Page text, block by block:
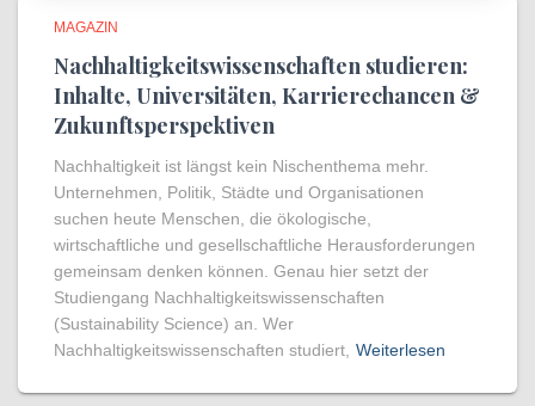
MAGAZIN
Nachhaltigkeitswissenschaften studieren:
Inhalte, Universitäten, Karrierechancen &
Zukunftsperspektiven
Nachhaltigkeit ist längst kein Nischenthema mehr.
Unternehmen, Politik, Städte und Organisationen
suchen heute Menschen, die ökologische,
wirtschaftliche und gesellschaftliche Herausforderungen
gemeinsam denken können. Genau hier setzt der
Studiengang Nachhaltigkeitswissenschaften
(Sustainability Science) an. Wer
Nachhaltigkeitswissenschaften studiert, Weiterlesen